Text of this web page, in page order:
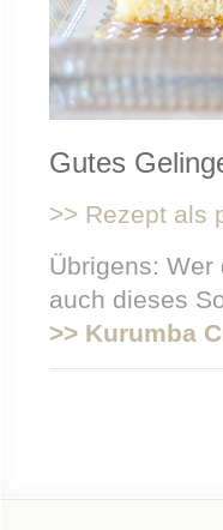
Gutes
>> Rezept als
Übrigens:
auch dieses
>> Kurumba